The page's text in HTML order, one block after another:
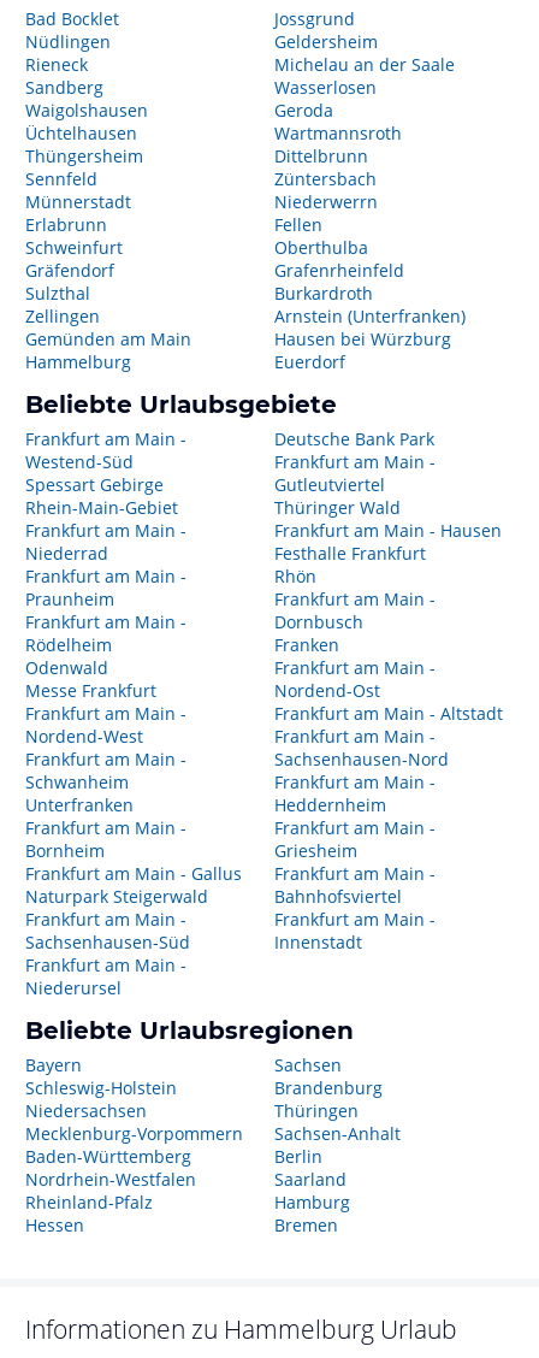
Bad Bocklet
Nüdlingen
Rieneck
Sandberg
Waigolshausen
Üchtelhausen
Thüngersheim
Sennfeld
Münnerstadt
Erlabrunn
Schweinfurt
Gräfendorf
Sulzthal
Zellingen
Gemünden am Main
Hammelburg
Jossgrund
Geldersheim
Michelau an der Saale
Wasserlosen
Geroda
Wartmannsroth
Dittelbrunn
Züntersbach
Niederwerrn
Fellen
Oberthulba
Grafenrheinfeld
Burkardroth
Arnstein (Unterfranken)
Hausen bei Würzburg
Euerdorf
Beliebte Urlaubsgebiete
Frankfurt am Main -
Westend-Süd
Spessart Gebirge
Rhein-Main-Gebiet
Frankfurt am Main -
Niederrad
Frankfurt am Main -
Praunheim
Frankfurt am Main -
Rödelheim
Odenwald
Messe Frankfurt
Frankfurt am Main -
Nordend-West
Frankfurt am Main -
Schwanheim
Unterfranken
Frankfurt am Main -
Bornheim
Frankfurt am Main - Gallus
Naturpark Steigerwald
Frankfurt am Main -
Sachsenhausen-Süd
Frankfurt am Main -
Niederursel
Deutsche Bank Park
Frankfurt am Main -
Gutleutviertel
Thüringer Wald
Frankfurt am Main - Hausen
Festhalle Frankfurt
Rhön
Frankfurt am Main -
Dornbusch
Franken
Frankfurt am Main -
Nordend-Ost
Frankfurt am Main - Altstadt
Frankfurt am Main -
Sachsenhausen-Nord
Frankfurt am Main -
Heddernheim
Frankfurt am Main -
Griesheim
Frankfurt am Main -
Bahnhofsviertel
Frankfurt am Main -
Innenstadt
Beliebte Urlaubsregionen
Bayern
Schleswig-Holstein
Niedersachsen
Mecklenburg-Vorpommern
Baden-Württemberg
Nordrhein-Westfalen
Rheinland-Pfalz
Hessen
Sachsen
Brandenburg
Thüringen
Sachsen-Anhalt
Berlin
Saarland
Hamburg
Bremen
Informationen zu Hammelburg Urlaub